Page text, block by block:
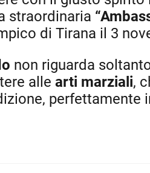
straordinaria
di Tirana il 3
non riguarda
alle arti marziali,
perfettamente